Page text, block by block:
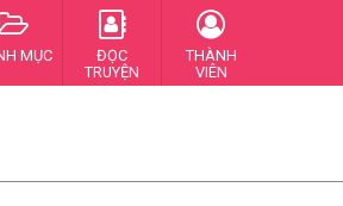
MỤC
ĐỌC
TRUYỆN
THÀNH
VIÊN